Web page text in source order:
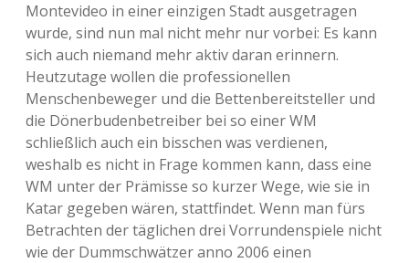
Montevideo in einer einzigen Stadt ausgetragen
wurde, sind nun mal nicht mehr nur vorbei: Es kann
sich auch niemand mehr aktiv daran erinnern.
Heutzutage wollen die professionellen
Menschenbeweger und die Bettenbereitsteller und
die Dönerbudenbetreiber bei so einer WM
schließlich auch ein bisschen was verdienen,
weshalb es nicht in Frage kommen kann, dass eine
WM unter der Prämisse so kurzer Wege, wie sie in
Katar gegeben wären, stattfindet. Wenn man fürs
Betrachten der täglichen drei Vorrundenspiele nicht
wie der Dummschwätzer anno 2006 einen